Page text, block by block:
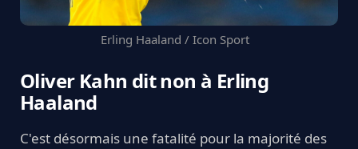
Erling Haaland / Icon Sport
Oliver Kahn dit non à Erling
Haaland
C'est désormais une fatalité pour la majorité des